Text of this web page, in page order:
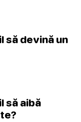
să devină un
să aibă